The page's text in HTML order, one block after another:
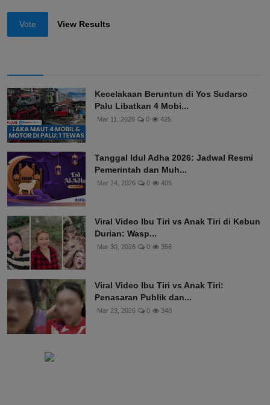
Vote View Results
Kecelakaan Beruntun di Yos Sudarso
Palu Libatkan 4 Mobi...
Mar 11, 2026 0 425
Tanggal Idul Adha 2026: Jadwal Resmi
Pemerintah dan Muh...
Mar 24, 2026 0 405
Viral Video Ibu Tiri vs Anak Tiri di Kebun
Durian: Wasp...
Mar 30, 2026 0 356
Viral Video Ibu Tiri vs Anak Tiri:
Penasaran Publik dan...
Mar 23, 2026 0 348